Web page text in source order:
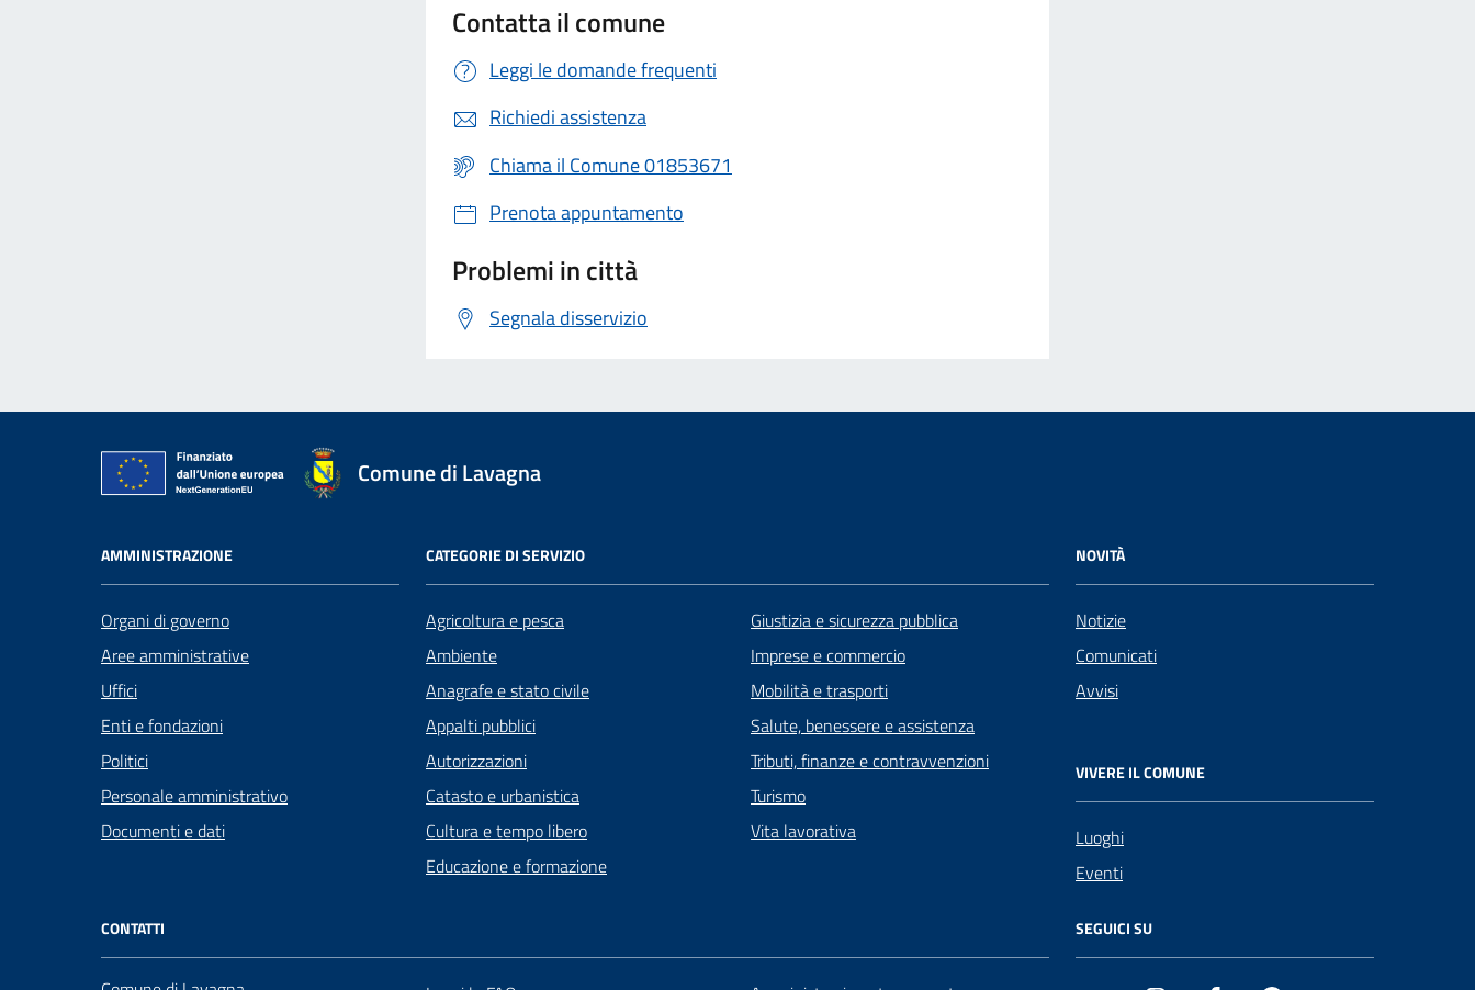
Contatta il comune
Leggi le domande frequenti
Richiedi assistenza
Chiama il Comune 01853671
Prenota appuntamento
Problemi in città
Segnala disservizio
Comune di Lavagna
AMMINISTRAZIONE
Organi di governo
Aree amministrative
Uffici
Enti e fondazioni
Politici
Personale amministrativo
Documenti e dati
CATEGORIE DI SERVIZIO
Agricoltura e pesca
Ambiente
Anagrafe e stato civile
Appalti pubblici
Autorizzazioni
Catasto e urbanistica
Cultura e tempo libero
Educazione e formazione
Giustizia e sicurezza pubblica
Imprese e commercio
Mobilità e trasporti
Salute, benessere e assistenza
Tributi, finanze e contravvenzioni
Turismo
Vita lavorativa
NOVITÀ
Notizie
Comunicati
Avvisi
VIVERE IL COMUNE
Luoghi
Eventi
CONTATTI SEGUICI SU